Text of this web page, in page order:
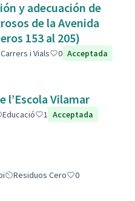
y adecuación de
de la Avenida
153 al 205)
Carrers i Vials 0 Acceptada
l’Escola Vilamar
Educació 1 Acceptada
Residuos Cero
0